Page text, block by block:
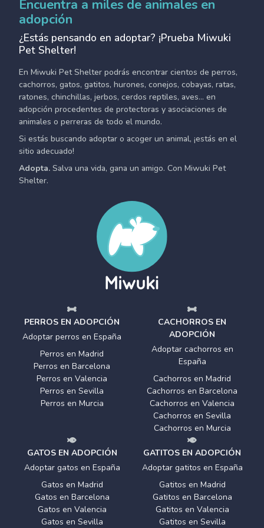
Encuentra a miles de animales en
adopción
¿Estás pensando en adoptar? ¡Prueba Miwuki
Pet Shelter!
En Miwuki Pet Shelter podrás encontrar cientos de perros,
cachorros, gatos, gatitos, hurones, conejos, cobayas, ratas,
ratones, chinchillas, jerbos, cerdos reptiles, aves... en
adopción procedentes de protectoras y asociaciones de
animales o perreras de todo el mundo.
Si estás buscando adoptar o acoger un animal, ¡estás en el
sitio adecuado!
Adopta. Salva una vida, gana un amigo. Con Miwuki Pet
Shelter.
PERROS EN ADOPCIÓN
Adoptar perros en España
Perros en Madrid
Perros en Barcelona
Perros en Valencia
Perros en Sevilla
Perros en Murcia
CACHORROS EN
ADOPCIÓN
Adoptar cachorros en
España
Cachorros en Madrid
Cachorros en Barcelona
Cachorros en Valencia
Cachorros en Sevilla
Cachorros en Murcia
GATOS EN ADOPCIÓN
Adoptar gatos en España
Gatos en Madrid
Gatos en Barcelona
Gatos en Valencia
Gatos en Sevilla
GATITOS EN ADOPCIÓN
Adoptar gatitos en España
Gatitos en Madrid
Gatitos en Barcelona
Gatitos en Valencia
Gatitos en Sevilla